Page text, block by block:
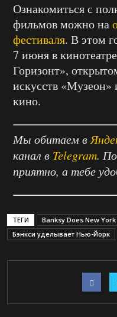
Ознакомиться с
фильмов можно на
фестиваля. В этом
7 июня в
Горизонт»,
искусств «Музеон»
кино.
Мы обитаем в
канал в Telegram.
приятно, а тебе
ТЕГИ Banksy Does New York
Бэнкси уделывает Нью-Йорк